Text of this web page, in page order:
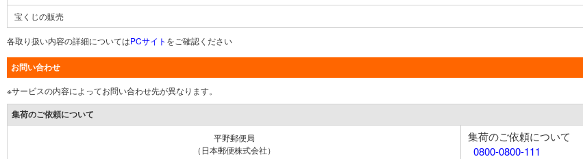
宝くじの販売
各取り扱い内容の詳細についてはPCサイト をご確認ください
お問い合わせ
※サービスの内容によってお問い合わせ先が異なります。
集荷のご依頼について
平野郵便局
（日本郵便株式会社）
集荷のご依頼について
0800-0800-111